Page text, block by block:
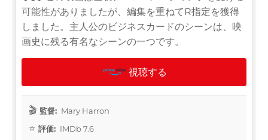
可能性がありましたが、編集を重ねてR指定を獲得
しました。主人公のビジネスカードのシーンは、映
画史に残る有名なシーンの一つです。
視聴する
監督: Mary Harron
評価: IMDb 7.6